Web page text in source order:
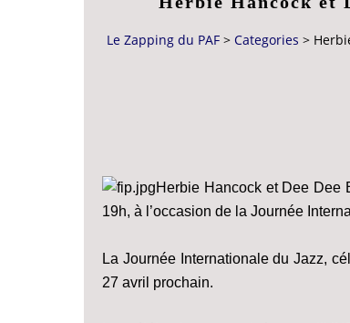
Le Zapping du PAF > Categories >
Herbie Hancock et Dee Dee
19h, à l’occasion de la Journée
La Journée Internationale du Jazz,
27 avril prochain.